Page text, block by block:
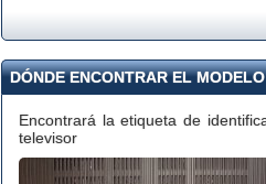
DÓNDE ENCONTRAR EL MODELO
Encontrará la etiqueta de
televisor